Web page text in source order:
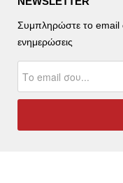
Συμπληρώστε το email
ενημερώσεις